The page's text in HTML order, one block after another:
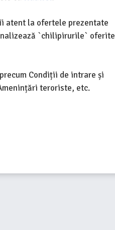
atent la ofertele prezentate
`chilipirurile` oferite
Condiții de intrare și
teroriste, etc.